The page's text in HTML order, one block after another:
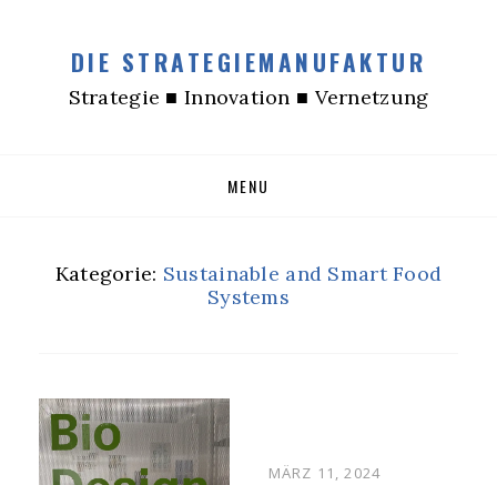
DIE STRATEGIEMANUFAKTUR
Strategie ■ Innovation ■ Vernetzung
MENU
Kategorie: Sustainable and Smart Food
Systems
POSTED
MÄRZ 11, 2024